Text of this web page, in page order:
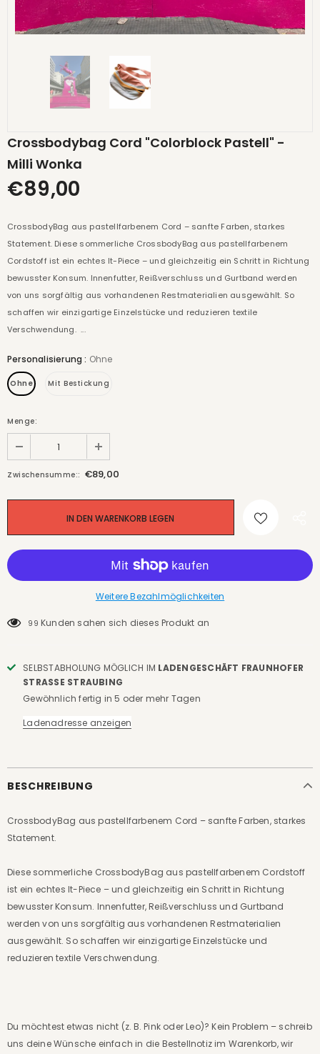
Crossbodybag Cord "Colorblock Pastell" -
Milli Wonka
€89,00
CrossbodyBag aus pastellfarbenem Cord – sanfte Farben, starkes
Statement. Diese sommerliche CrossbodyBag aus pastellfarbenem
Cordstoff ist ein echtes It-Piece – und gleichzeitig ein Schritt in Richtung
bewusster Konsum. Innenfutter, Reißverschluss und Gurtband werden
von uns sorgfältig aus vorhandenen Restmaterialien ausgewählt. So
schaffen wir einzigartige Einzelstücke und reduzieren textile
Verschwendung. ...
Personalisierung: Ohne
Ohne Mit Bestickung
Menge:
Zwischensumme:: €89,00
Weitere Bezahlmöglichkeiten
99 Kunden sahen sich dieses Produkt an
SELBSTABHOLUNG MÖGLICH IM LADENGESCHÄFT FRAUNHOFER
STRASSE STRAUBING
Gewöhnlich fertig in 5 oder mehr Tagen
Ladenadresse anzeigen
BESCHREIBUNG
CrossbodyBag aus pastellfarbenem Cord – sanfte Farben, starkes
Statement.
Diese sommerliche CrossbodyBag aus pastellfarbenem Cordstoff
ist ein echtes It-Piece – und gleichzeitig ein Schritt in Richtung
bewusster Konsum. Innenfutter, Reißverschluss und Gurtband
werden von uns sorgfältig aus vorhandenen Restmaterialien
ausgewählt. So schaffen wir einzigartige Einzelstücke und
reduzieren textile Verschwendung.
Du möchtest etwas nicht (z. B. Pink oder Leo)? Kein Problem – schreib
uns deine Wünsche einfach in die Bestellnotiz im Warenkorb, wir